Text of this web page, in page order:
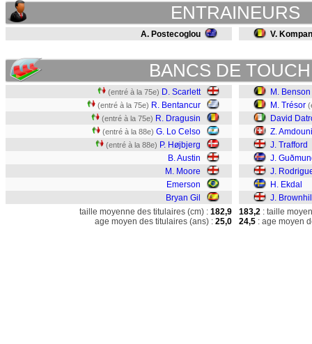
ENTRAINEURS
A. Postecoglou V.
BANCS DE
(entré à la 75e) D. Scarlett
(entré à la 75e) R. Bentancur
(entré à la 75e) R. Dragusin
(entré à la 88e) G. Lo Celso
(entré à la 88e) P. Højbjerg
B. Austin
M. Moore
Emerson
Bryan Gil
M. Benson
M. Trésor
David
Z. Amdouni
J. Trafford
J.
J.
H. Ekdal
J.
taille moyenne des titulaires (cm) : 182,9
age moyen des titulaires (ans) : 25,0
183,2 : taille
24,5 : age moyen